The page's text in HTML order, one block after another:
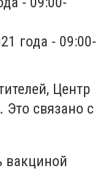
года - 09:00-
Центр
связано с
вакциной